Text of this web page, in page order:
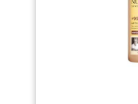
d'Eau de Riz Formulation à
base d'amidon et d'infusion
brillance et douceur tout en